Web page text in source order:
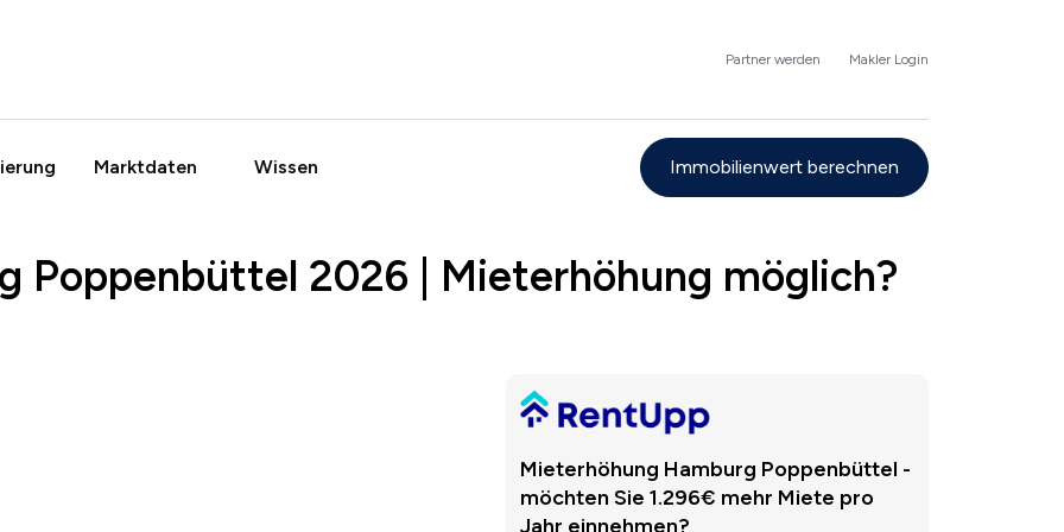
Partner werden Makler Login
Marktdaten Wissen Immobilienwert berechnen
Poppenbüttel 2026 | Mieterhöhung möglich?
Mieterhöhung Hamburg Poppenbüttel -
möchten Sie 1.296€ mehr Miete pro
Jahr einnehmen?